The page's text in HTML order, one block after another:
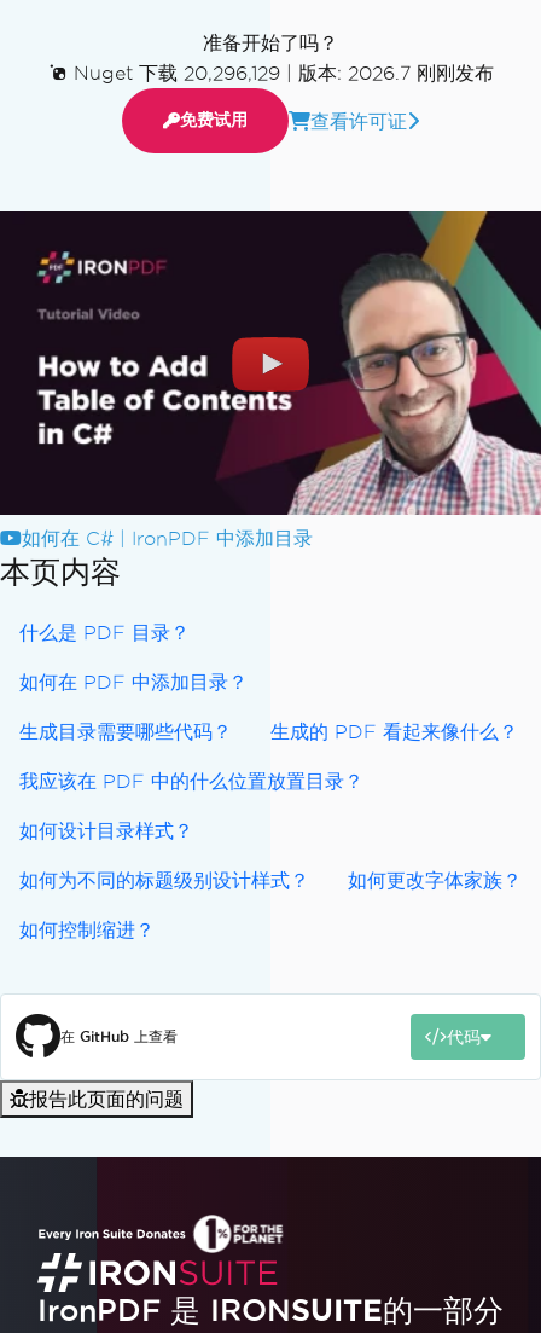
准备开始了吗？
Nuget 下载 20,296,129| 版本: 2026.7 刚刚发布
免费试用 查看许可证
如何在 C# | IronPDF 中添加目录
本页内容
什么是 PDF 目录？
如何在 PDF 中添加目录？
生成目录需要哪些代码？ 生成的 PDF 看起来像什么？
我应该在 PDF 中的什么位置放置目录？
如何设计目录样式？
如何为不同的标题级别设计样式？ 如何更改字体家族？
如何控制缩进？
在 GitHub 上查看 代码
报告此页面的问题
IronPDF 是 IRONSUITE的一部分